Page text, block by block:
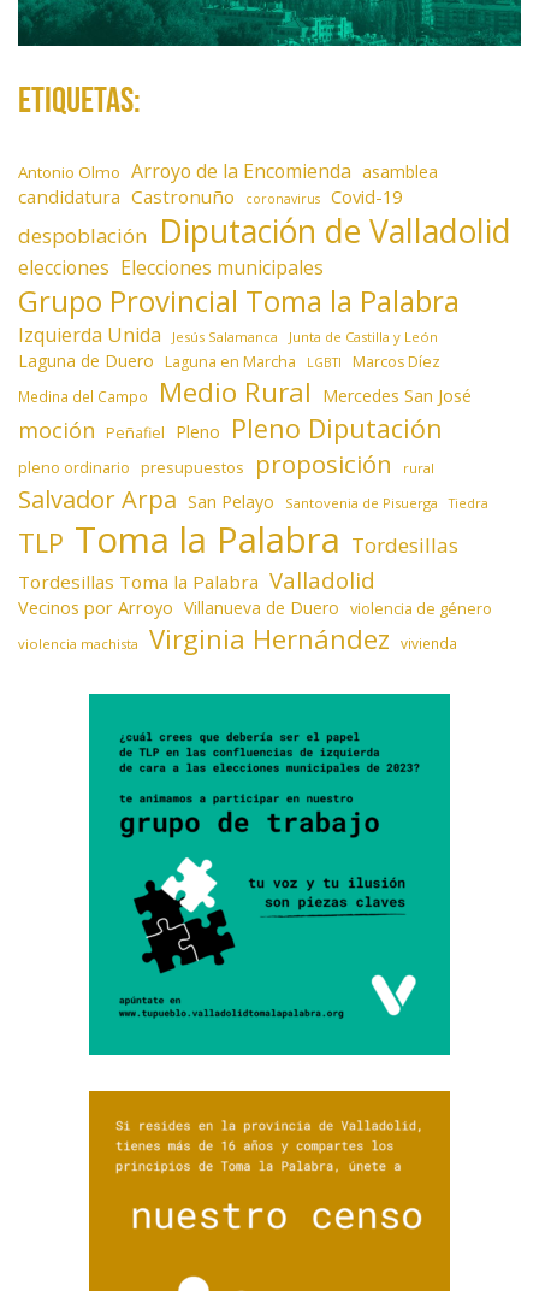
Etiquetas:
Antonio Olmo Arroyo de la Encomienda asamblea
candidatura Castronuño coronavirus Covid-19
despoblación Diputación de Valladolid
elecciones Elecciones municipales
Grupo Provincial Toma la Palabra
Izquierda Unida Jesús Salamanca Junta de Castilla y León
Laguna de Duero Laguna en Marcha LGBTI Marcos Díez
Medina del Campo Medio Rural Mercedes San José
moción Peñafiel Pleno Pleno Diputación
pleno ordinario presupuestos proposición rural
Salvador Arpa San Pelayo Santovenia de Pisuerga Tiedra
TLP Toma la Palabra Tordesillas
Tordesillas Toma la Palabra Valladolid
Vecinos por Arroyo Villanueva de Duero violencia de género
violencia machista Virginia Hernández vivienda